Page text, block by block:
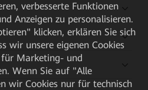
verbesserte Funktionen
Anzeigen zu personalisieren.
klicken, erklären Sie sich
wir unsere eigenen Cookies
Marketing- und
Wenn Sie auf "Alle
wir Cookies nur für technisch